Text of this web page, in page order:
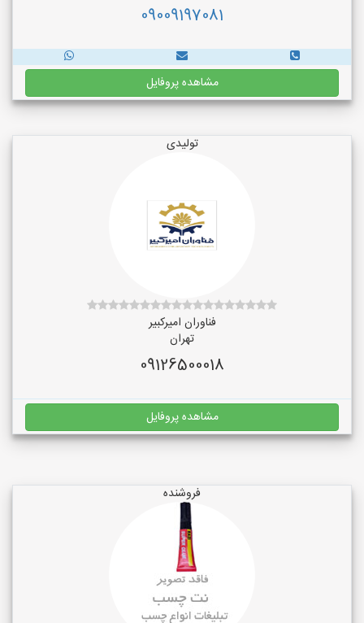
09009197081
مشاهده پروفایل
تولیدی
فناوران امیرکبیر
تهران
09126500018
مشاهده پروفایل
فروشنده